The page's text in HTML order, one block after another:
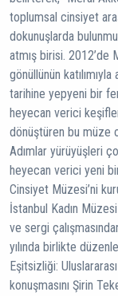
toplumsal cinsiyet
dokunuşlarda
atmış birisi. 2012’de
gönüllünün
tarihine yepyeni bir
heyecan verici
dönüştüren bu müze
Adımlar yürüyüşleri
heyecan verici yeni
Cinsiyet Müzesi’ni
İstanbul Kadın
ve sergi
yılında birlikte
Eşitsizliği:
konuşmasını Şirin